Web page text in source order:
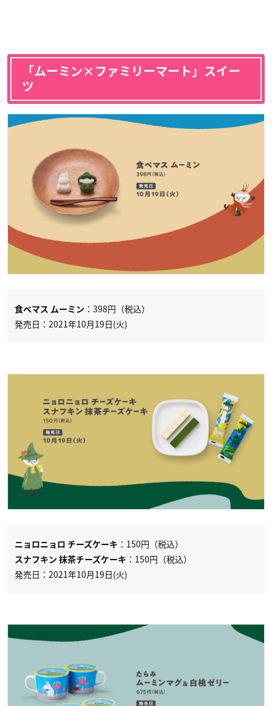
「ムーミン×ファミリーマート」スイー
ツ
食べマス ムーミン ：398円（税込）
発売日：2021年10月19日(火)
ニョロニョロ チーズケーキ ：150円（税込）
スナフキン 抹茶チーズケーキ ：150円（税込）
発売日：2021年10月19日(火)